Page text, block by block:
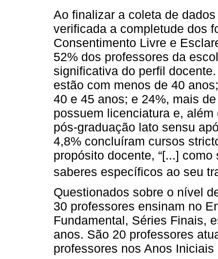
Ao finalizar a coleta de
verificada a completude dos
Consentimento Livre e
52% dos professores da
significativa do perfil
estão com menos de 40
40 e 45 anos; e 24%, mais
possuem licenciatura e,
pós-graduação lato sensu
4,8% concluíram cursos
propósito docente, “[...]
saberes específicos ao seu
Questionados sobre o nível
30 professores ensinam no
Fundamental, Séries Finais,
anos. São 20 professores
professores nos Anos